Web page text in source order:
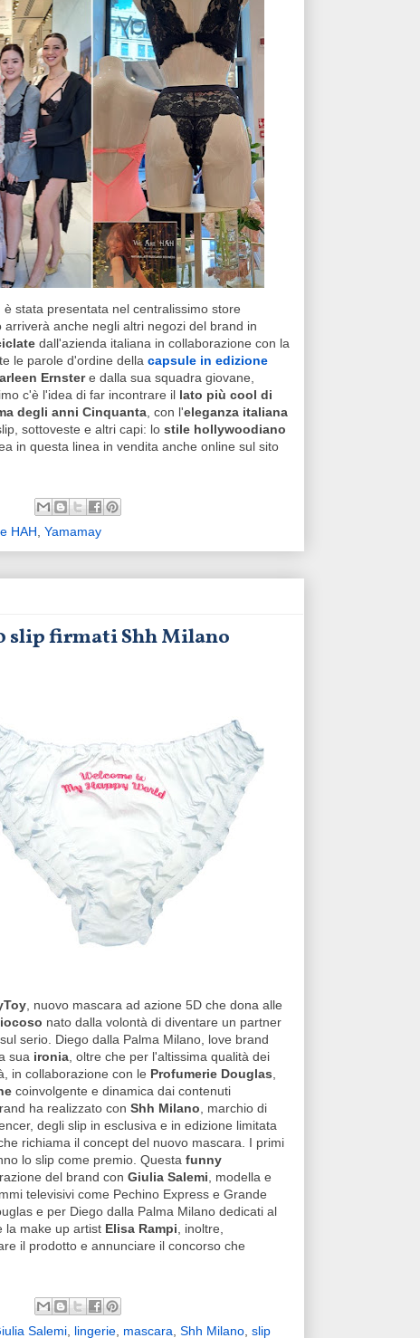
è stata presentata nel centralissimo store
anche negli altri negozi del brand in
dall'azienda italiana in collaborazione con la
le parole d'ordine della capsule in edizione
Ernstere dalla sua squadra giovane,
c'è l'idea di far incontrare il lato più cool di
degli anni Cinquanta, con l'eleganza italiana
sottoveste e altri capi: lo stile hollywoodiano
in questa linea in vendita anche online sul sito
HAH, Yamamay
slip firmati Shh Milano
, nuovo mascara ad azione 5D che dona alle
nato dalla volontà di diventare un partner
serio. Diego dalla Palma Milano, love brand
sua ironia, oltre che per l'altissima qualità dei
in collaborazione con le Profumerie Douglas,
coinvolgente e dinamica dai contenuti
ha realizzato con Shh Milano, marchio di
degli slip in esclusiva e in edizione limitata
richiama il concept del nuovo mascara. I primi
lo slip come premio. Questa funny
del brand con Giulia Salemi, modella e
televisivi come Pechino Express e Grande
e per Diego dalla Palma Milano dedicati al
la make up artist Elisa Rampi, inoltre,
il prodotto e annunciare il concorso che
Salemi, lingerie, mascara, Shh Milano, slip